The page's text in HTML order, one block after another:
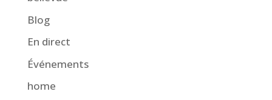
Blog
En direct
Événements
home